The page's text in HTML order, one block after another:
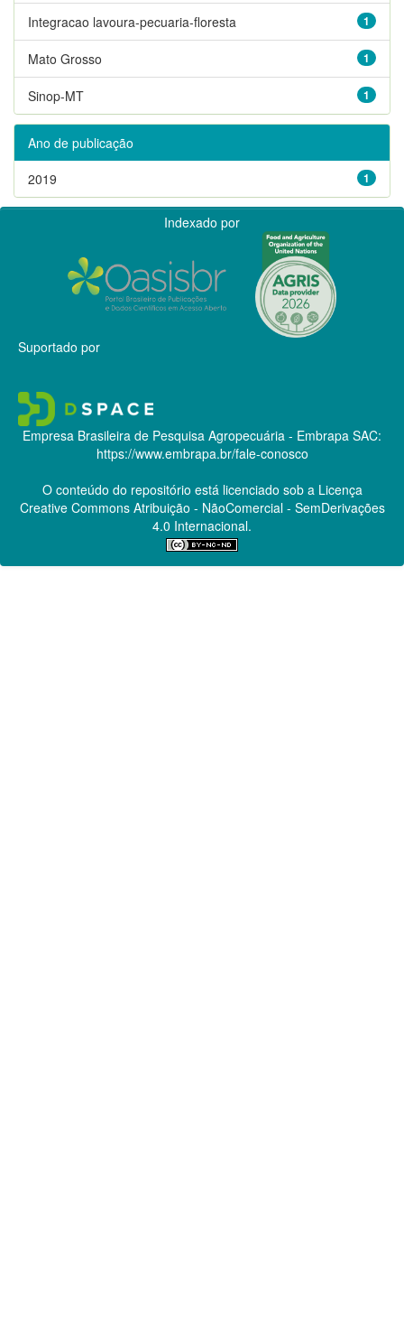
1
Integracao lavoura-pecuaria-floresta
1
Mato Grosso
1
Sinop-MT
Ano de publicação
1
2019
Indexado por
Suportado por
Empresa Brasileira de Pesquisa Agropecuária - Embrapa SAC:
https://www.embrapa.br/fale-conosco
O conteúdo do repositório está licenciado sob a Licença
Creative CommonsAtribuição - NãoComercial - SemDerivações
4.0 Internacional.